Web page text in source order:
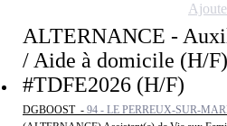
ALTERNANCE -
/ Aide à domicile (H/F)
#TDFE2026 (H/F)
DGBOOST - 94 - LE PERREUX-SUR-